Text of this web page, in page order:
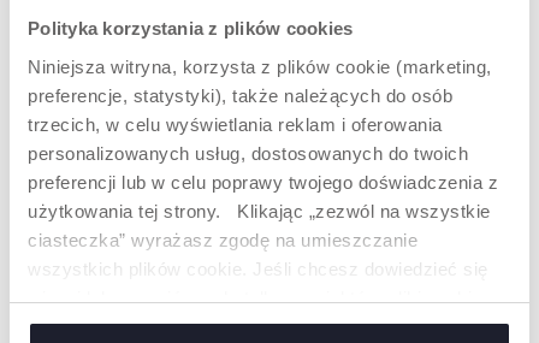
Polityka korzystania z plików cookies
Niniejsza witryna, korzysta z plików cookie (marketing,
preferencje, statystyki), także należących do osób
trzecich, w celu wyświetlania reklam i oferowania
personalizowanych usług, dostosowanych do twoich
preferencji lub w celu poprawy twojego doświadczenia z
użytkowania tej strony. Klikając „zezwól na wszystkie
ciasteczka” wyrażasz zgodę na umieszczanie
wszystkich plików cookie. Jeśli chcesz dowiedzieć się
więcej lub wyrazić zgodę tylko na niektóre pliki cookie,
kliknij „Ustawienia”. Zamykając ten baner, wyrażasz
ZESTAW SZCZOTECZEK
6-36M
+ KOLORY
SZCZOTECZKA DO ZĘBÓW